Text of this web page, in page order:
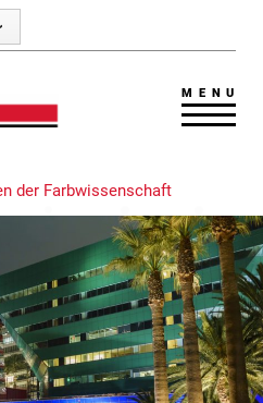
MENU
der Farbwissenschaft